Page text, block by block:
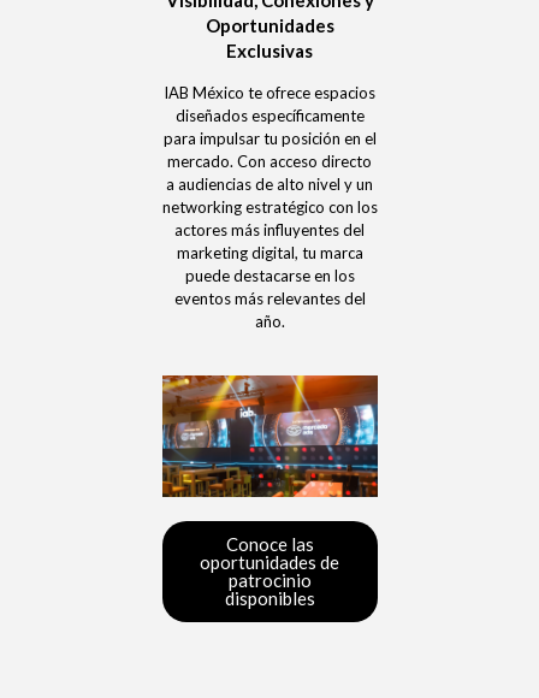
Oportunidades
Exclusivas
IAB México te ofrece espacios
diseñados específicamente
para impulsar tu posición en el
mercado. Con acceso directo
a audiencias de alto nivel y un
networking estratégico con los
actores más influyentes del
marketing digital, tu marca
puede destacarse en los
eventos más relevantes del
año.
Conoce las
oportunidades de
patrocinio
disponibles